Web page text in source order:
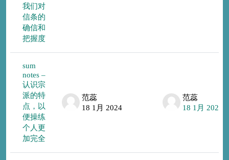
我们对
信条的
确信和
把握度
sum
notes –
认识宗
派的特
点，以
便操练
个人更
加完全
范蕊
18 1月 2024
范蕊
18 1月 2024